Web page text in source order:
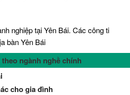
nghiệp tại Yên Bái. Các công ti
bàn Yên Bái
ngành nghề chính
cho gia đình